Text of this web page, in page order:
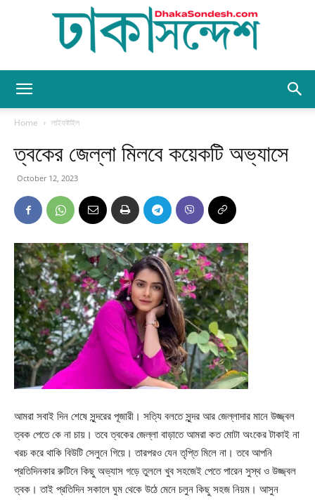
Sondesh
Home লাইফষ্টাইল
ত্বকের জেল্লা মিলবে কয়েকটি অভ্যাসে
October 12, 2023
আমরা সবাই দিন শেষে সুন্দরের পূজারী। সত্যি বলতে সুন্দর আর জেল্লাদার মানে উজ্জ্বল
ত্বক পেতে কে না চায়। তবে ত্বকের জেল্লা বাড়াতে আমরা কত মোটা অংকের টাকাই না
খরচ করে থাকি বিউটি সেলুনে গিয়ে। তারপরও যেন তৃপ্তি মিলে না। তবে আপনি
প্রতিদিনকার রুটিনে কিছু অভ্যাস গড়ে তুললে খুব সহজেই পেতে পারেন সুস্থ ও উজ্জ্বল
ত্বক। তাই প্রতিদিন সকালে ঘুম থেকে উঠে মেনে চলুন কিছু সহজ নিয়ম। আসুন